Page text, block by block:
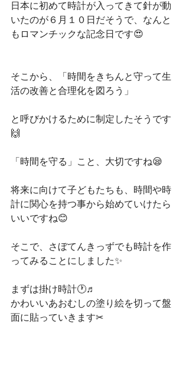
日本に初めて時計が入ってきて針が動
いたのが６月１０日だそうで、なんと
もロマンチックな記念日です😍
そこから、「時間をきちんと守って生
活の改善と合理化を図ろう」
と呼びかけるために制定したそうです
🙌
「時間を守る」こと、大切ですね😪
将来に向けて子どもたちも、時間や時
計に関心を持つ事から始めていけたら
いいですね😊
そこで、さぼてんきっずでも時計を作
ってみることにしました✨
まずは掛け時計🕐♬
かわいいあおむしの塗り絵を切って盤
面に貼っていきます✂